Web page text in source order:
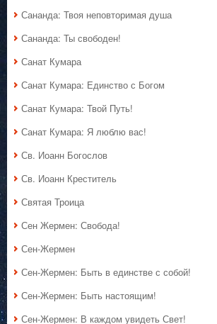
Сананда: Твоя неповторимая душа
Сананда: Ты свободен!
Санат Кумара
Санат Кумара: Единство с Богом
Санат Кумара: Твой Путь!
Санат Кумара: Я люблю вас!
Св. Иоанн Богослов
Св. Иоанн Креститель
Святая Троица
Сен Жермен: Свобода!
Сен-Жермен
Сен-Жермен: Быть в единстве с собой!
Сен-Жермен: Быть настоящим!
Сен-Жермен: В каждом увидеть Свет!